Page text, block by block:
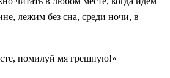
лежим без сна, среди ночи, в
помилуй мя грешную!»